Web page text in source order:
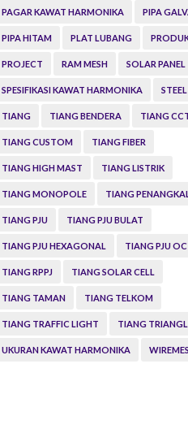
PAGAR KAWAT HARMONIKA PIPA
PIPA HITAM PLAT LUBANG
PROJECT RAM MESH SOLAR PANEL
SPESIFIKASI KAWAT HARMONIKA
TIANG TIANG BENDERA TIANG
TIANG CUSTOM TIANG FIBER
TIANG HIGH MAST TIANG LISTRIK
TIANG MONOPOLE TIANG
TIANG PJU TIANG PJU BULAT
TIANG PJU HEXAGONAL TIANG PJU
TIANG RPPJ TIANG SOLAR CELL
TIANG TAMAN TIANG TELKOM
TIANG TRAFFIC LIGHT TIANG
UKURAN KAWAT HARMONIKA